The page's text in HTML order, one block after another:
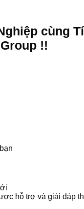
cùng
!!
hỗ trợ và giải đáp